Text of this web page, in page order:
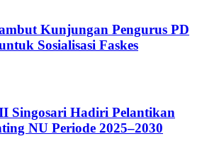
Kunjungan Pengurus PD
Sosialisasi Faskes
Singosari Hadiri Pelantikan
NU Periode 2025–2030